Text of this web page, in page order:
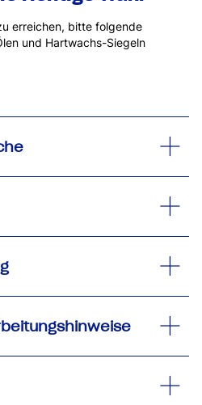
erreichen, bitte folgende
und Hartwachs-Siegeln